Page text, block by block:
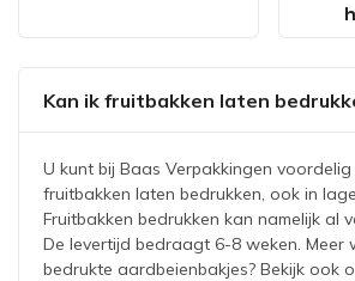
Kan ik fruitbakken laten
U kunt bij Baas Verpakkingen
fruitbakken laten bedrukken, ook in
Fruitbakken bedrukken kan namelijk al
De levertijd bedraagt 6-8 weken. Meer
bedrukte aardbeienbakjes? Bekijk ook